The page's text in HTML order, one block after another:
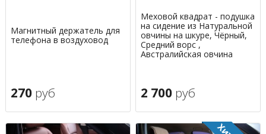
Магнитный держатель для
телефона в воздуховод
270 руб
Меховой квадрат - подушка
на сидение из Натуральной
овчины на шкуре, Чёрный,
Средний ворс ,
Австралийская овчина
2 700 руб